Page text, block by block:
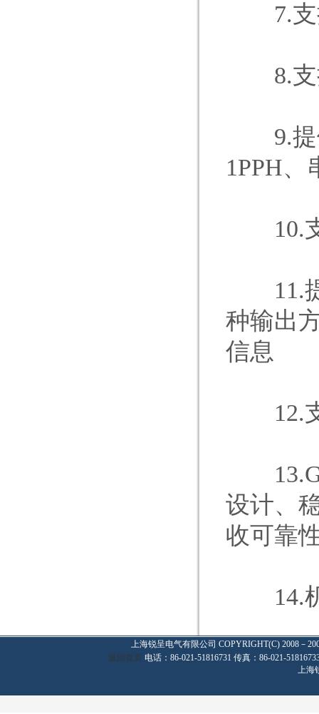
7.支持
8.支持
9.提供
1PPH、
10.支
11.提
种输出
信息
12.支
设计、
收可靠
14.机
上海锐呈电气有限公司 COPYRIGHT(C) 2008－
返回首页 电话：86-021-51816731 传真：86-021-
上海